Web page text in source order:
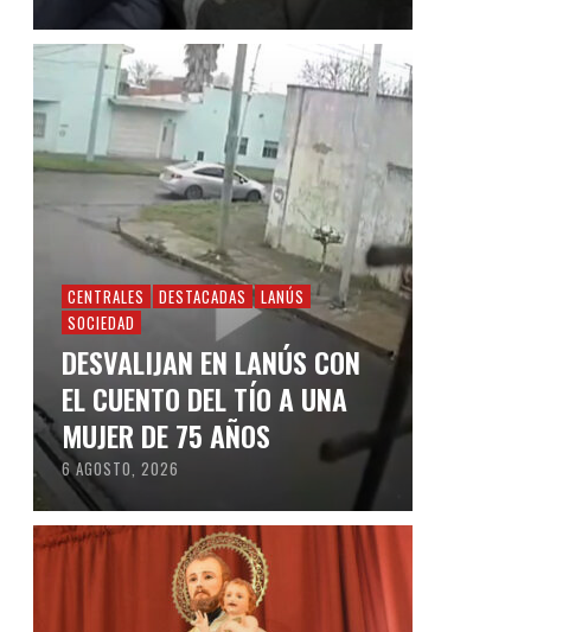
CENTRALES DESTACADAS
LANÚS
SOCIEDAD
DESVALIJAN EN LANÚS CON
EL CUENTO DEL TÍO A UNA
MUJER DE 75 AÑOS
6 AGOSTO, 2026